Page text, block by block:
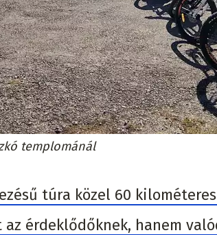
templománál
túra közel 60
érdeklődőknek, hanem